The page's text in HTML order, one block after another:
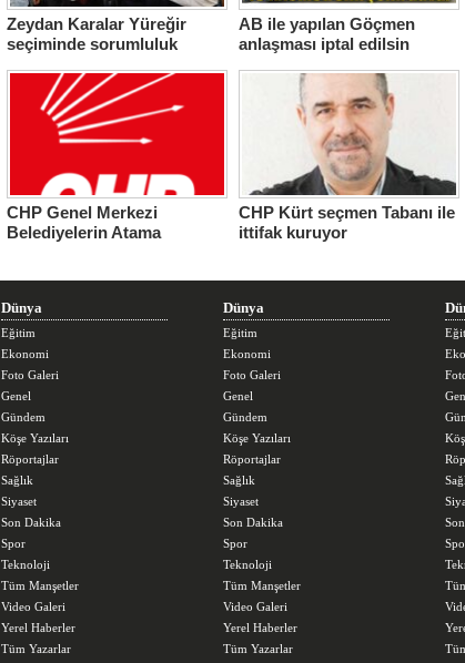
Zeydan Karalar Yüreğir
seçiminde sorumluluk
AB ile yapılan Göçmen
anlaşması iptal edilsin
CHP Genel Merkezi
Belediyelerin Atama
CHP Kürt seçmen Tabanı ile
ittifak kuruyor
Dünya
Eğitim
Ekonomi
Foto Galeri
Genel
Gündem
Köşe Yazıları
Röportajlar
Sağlık
Siyaset
Son Dakika
Spor
Teknoloji
Tüm Manşetler
Video Galeri
Yerel Haberler
Tüm Yazarlar
Dünya
Eğitim
Ekonomi
Foto Galeri
Genel
Gündem
Köşe Yazıları
Röportajlar
Sağlık
Siyaset
Son Dakika
Spor
Teknoloji
Tüm Manşetler
Video Galeri
Yerel Haberler
Tüm Yazarlar